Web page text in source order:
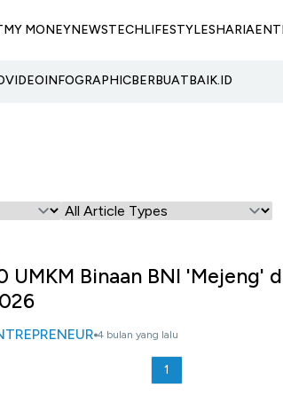
MY MONEYNEWSTECHLIFESTYLESHARIA
VIDEOINFOGRAPHICBERBUATBAIK.ID
UMKM Binaan BNI 'Mejeng'
4 bulan yang lalu
1